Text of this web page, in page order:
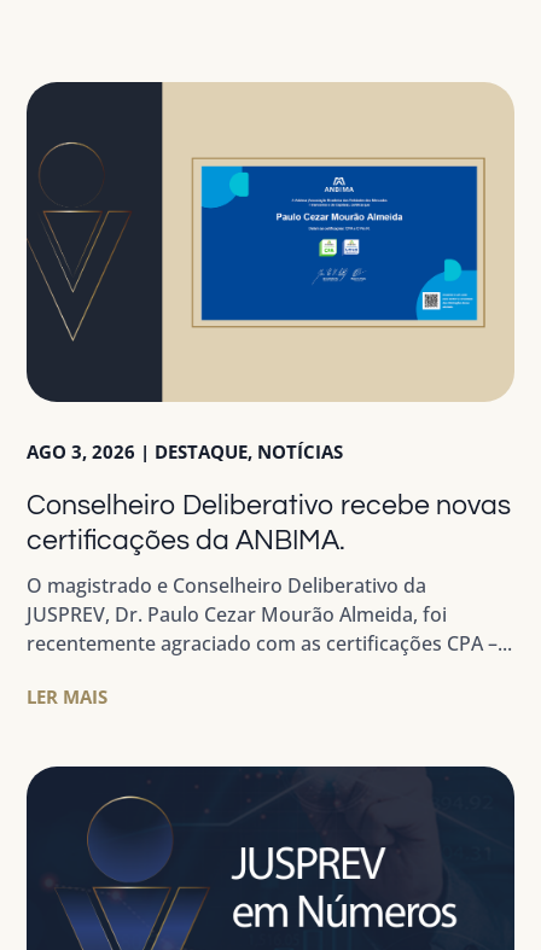
Conselheiro Deliberativo recebe novas
certificações da ANBIMA.
AGO 3, 2026 | DESTAQUE, NOTÍCIAS
O magistrado e Conselheiro Deliberativo da
JUSPREV, Dr. Paulo Cezar Mourão Almeida, foi
recentemente agraciado com as certificações CPA –...
LER MAIS